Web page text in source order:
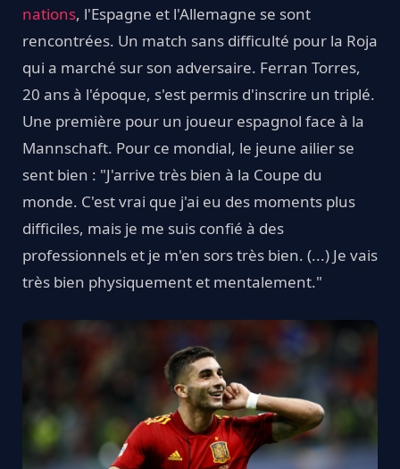
nations, l'Espagne et l'Allemagne se sont
rencontrées. Un match sans difficulté pour la Roja
qui a marché sur son adversaire. Ferran Torres,
20 ans à l'époque, s'est permis d'inscrire un triplé.
Une première pour un joueur espagnol face à la
Mannschaft. Pour ce mondial, le jeune ailier se
sent bien : "J'arrive très bien à la Coupe du
monde. C'est vrai que j'ai eu des moments plus
difficiles, mais je me suis confié à des
professionnels et je m'en sors très bien. (...) Je vais
très bien physiquement et mentalement."